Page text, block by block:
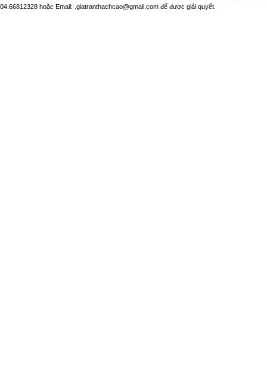
04.66812328 hoặc Email: .giatranthachcao@gmail.com để được giải quyết.